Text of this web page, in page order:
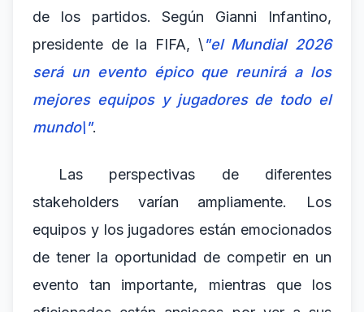
de los partidos. Según Gianni Infantino,
presidente de la FIFA, \"el Mundial 2026
será un evento épico que reunirá a los
mejores equipos y jugadores de todo el
mundo\".
Las perspectivas de diferentes
stakeholders varían ampliamente. Los
equipos y los jugadores están emocionados
de tener la oportunidad de competir en un
evento tan importante, mientras que los